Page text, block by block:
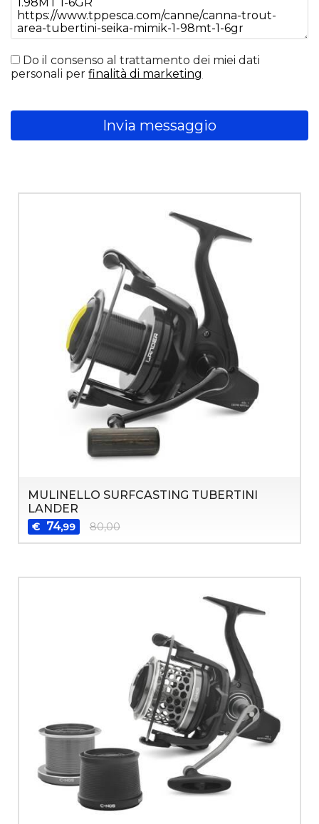
Do il consenso al trattamento dei miei dati
personali perfinalità di marketing
Invia messaggio
MULINELLO SURFCASTING TUBERTINI
LANDER
€ 74,99 80,00